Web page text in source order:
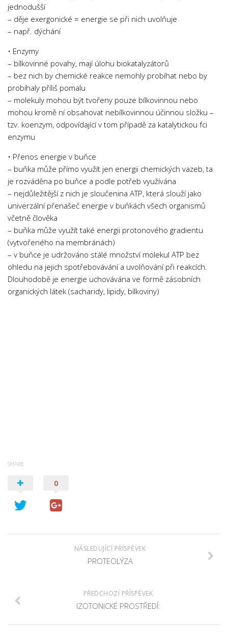
jednodušší
– děje exergonické = energie se při nich uvolňuje
– např. dýchání
• Enzymy
– bílkovinné povahy, mají úlohu biokatalyzátorů
– bez nich by chemické reakce nemohly probíhat nebo by
probíhaly příliš pomalu
– molekuly mohou být tvořeny pouze bílkovinnou nebo
mohou kromě ní obsahovat nebílkovinnou účinnou složku –
tzv. koenzym, odpovídající v tom případě za katalytickou fci
enzymu
• Přenos energie v buňce
– buňka může přímo využít jen energii chemických vazeb, ta
je rozváděna po buňce a podle potřeb využívána
– nejdůležitější z nich je sloučenina ATP, která slouží jako
univerzální přenašeč energie v buňkách všech organismů
včetně člověka
– buňka může využít také energii protonového gradientu
(vytvořeného na membránách)
– v buňce je udržováno stálé množství molekul ATP bez
ohledu na jejich spotřebovávání a uvolňování při reakcích.
Dlouhodobě je energie uchovávána ve formě zásobních
organických látek (sacharidy, lipidy, bílkoviny)
SHARE
0
NÁSLEDUJÍCÍ PŘÍSPĚVEK
PROTEOLÝZA
PŘEDCHOZÍ PŘÍSPĚVEK
IZOTONICKÉ PROSTŘEDÍ: